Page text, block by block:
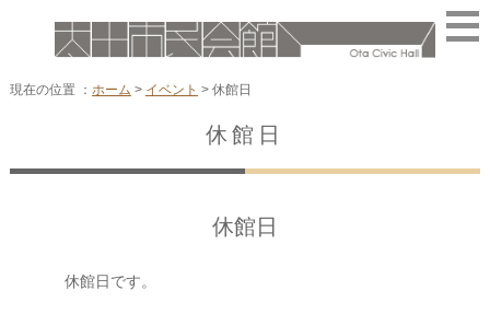
現在の位置 ： ホーム > イベント > 休館日
休館日
休館日
休館日です。